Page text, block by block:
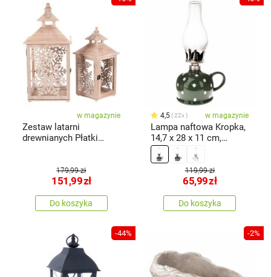
w magazynie
Zestaw latarni
drewnianych Płatki
179,99 zł
151,99zł
Do koszyka
4,5 22x w magazynie
Lampa naftowa Kropka,
14,7 x 28 x 11 cm,
zielony
119,99 zł
65,99zł
Do koszyka
-44% -2%